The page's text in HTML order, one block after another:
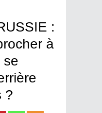
:
à
se
?